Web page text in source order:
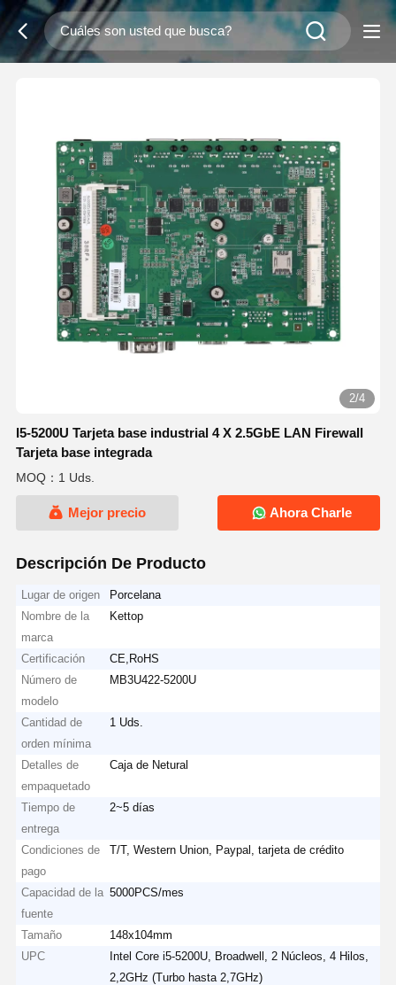
2/4
I5-5200U Tarjeta base industrial 4 X 2.5GbE LAN Firewall
Tarjeta base integrada
MOQ：1 Uds.
Mejor precio Ahora Charle
Descripción De Producto
Lugar de origen
Porcelana
Nombre de la
marca
Kettop
Certificación
CE,RoHS
Número de
modelo
MB3U422-5200U
Cantidad de
orden mínima
1 Uds.
Detalles de
empaquetado
Caja de Netural
Tiempo de
entrega
2~5 días
Condiciones de
pago
T/T, Western Union, Paypal, tarjeta de crédito
Capacidad de la
fuente
5000PCS/mes
Tamaño
148x104mm
UPC
Intel Core i5-5200U, Broadwell, 2 Núcleos, 4 Hilos,
2,2GHz (Turbo hasta 2,7GHz)